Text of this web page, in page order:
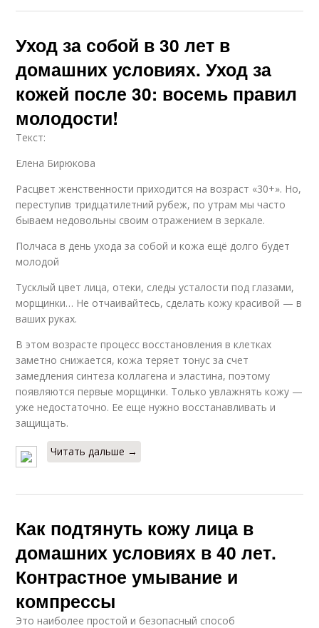
Уход за собой в 30 лет в
домашних условиях. Уход за
кожей после 30: восемь правил
молодости!
Текст:
Елена Бирюкова
Расцвет женственности приходится на возраст «30+». Но,
переступив тридцатилетний рубеж, по утрам мы часто
бываем недовольны своим отражением в зеркале.
Полчаса в день ухода за собой и кожа ещё долго будет
молодой
Тусклый цвет лица, отеки, следы усталости под глазами,
морщинки… Не отчаивайтесь, сделать кожу красивой — в
ваших руках.
В этом возрасте процесс восстановления в клетках
заметно снижается, кожа теряет тонус за счет
замедления синтеза коллагена и эластина, поэтому
появляются первые морщинки. Только увлажнять кожу —
уже недостаточно. Ее еще нужно восстанавливать и
защищать.
Читать дальше →
Как подтянуть кожу лица в
домашних условиях в 40 лет.
Контрастное умывание и
компрессы
Это наиболее простой и безопасный способ